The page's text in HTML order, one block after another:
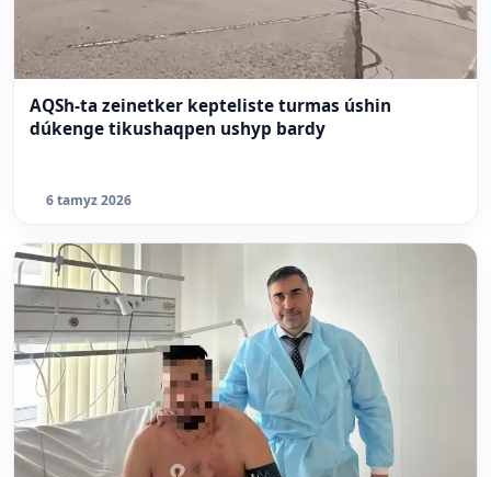
AQSh-ta zeinetker kepteliste turmas úshin
dúkenge tikushaqpen ushyp bardy
6 tamyz 2026